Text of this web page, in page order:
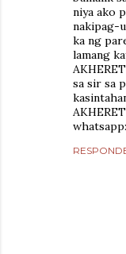
niya ako
nakipag-
ka ng
lamang
sa sir sa